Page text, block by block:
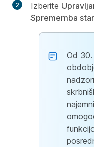
Izberite
Sprememba
Od